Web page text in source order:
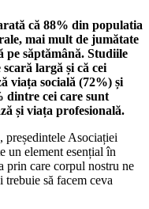
că 88% din populatia
mai mult de jumătate
pe săptămână. Studiile
largă și că cei
viața socială (72%) și
dintre cei care sunt
și viața profesională.
Asociației
un element esențial în
prin care corpul nostru ne
trebuie să facem ceva